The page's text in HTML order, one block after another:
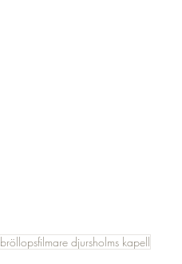
bröllopsfilmare djursholms kapell